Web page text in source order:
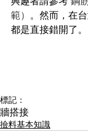
範） 。然而，在
都是直接錯開了。
標記：
牆搭接
撿料基本知識